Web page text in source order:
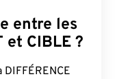
entre les
et CIBLE ?
DIFFÉRENCE